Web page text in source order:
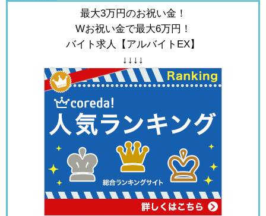
最大3万円のお祝い金！
Wお祝い金で最大6万円！
バイト求人【アルバイトEX】
↓↓↓↓